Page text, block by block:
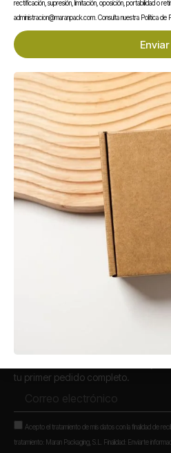
con Ventana
0,20€ Sin IVA
En stock
Salsero PP 120 ml con
Únete a la familia de Maran
tu primer pedido completo.
electrónico
Aceptación
Acepto el tratamiento de mis datos con la finalidad de
tratamiento: Maran Packaging, S.L. Finalidad: Enviarte
rectificación, supresión, limitación, oposición, portabilidad o
administracion@maranpack.com. Consulta nuestra Política de
Enviar